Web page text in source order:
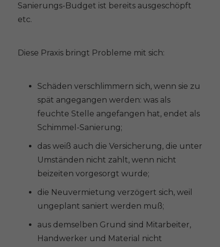
Sanierungs-Budget ist bereits ausgeschöpft
etc.
Diese Praxis bringt Probleme mit sich:
Schäden verschlimmern sich, wenn sie zu
spät angegangen werden: was als
feuchte Stelle angefangen hat, endet als
Schimmel-Sanierung;
das weiß auch die Versicherung, die unter
Umständen nicht zahlt, wenn nicht
beizeiten vorgesorgt wurde;
die Neuvermietung verzögert sich, weil
ungeplant saniert werden muß;
aus demselben Grund sind Mitarbeiter,
Handwerker und Material nicht